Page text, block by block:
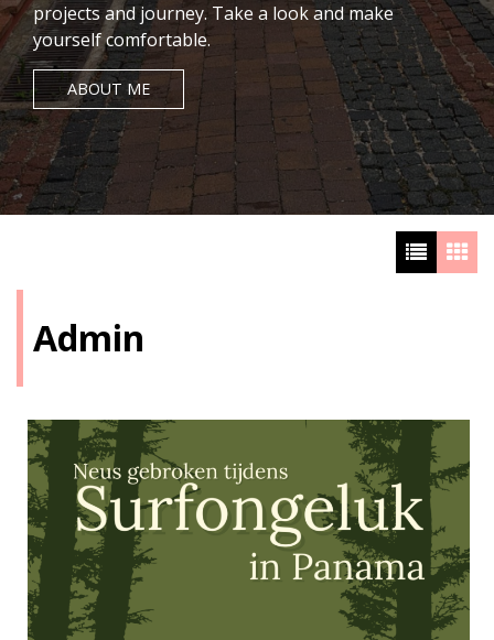
projects and journey. Take a look and make
yourself comfortable.
ABOUT ME
Admin